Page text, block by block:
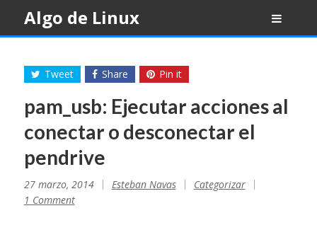
content
Algo de Linux
Tweet Share Pin it
pam_usb: Ejecutar acciones al
conectar o desconectar el
pendrive
27 marzo, 2014 Esteban Navas
Categorizar
1 Comment